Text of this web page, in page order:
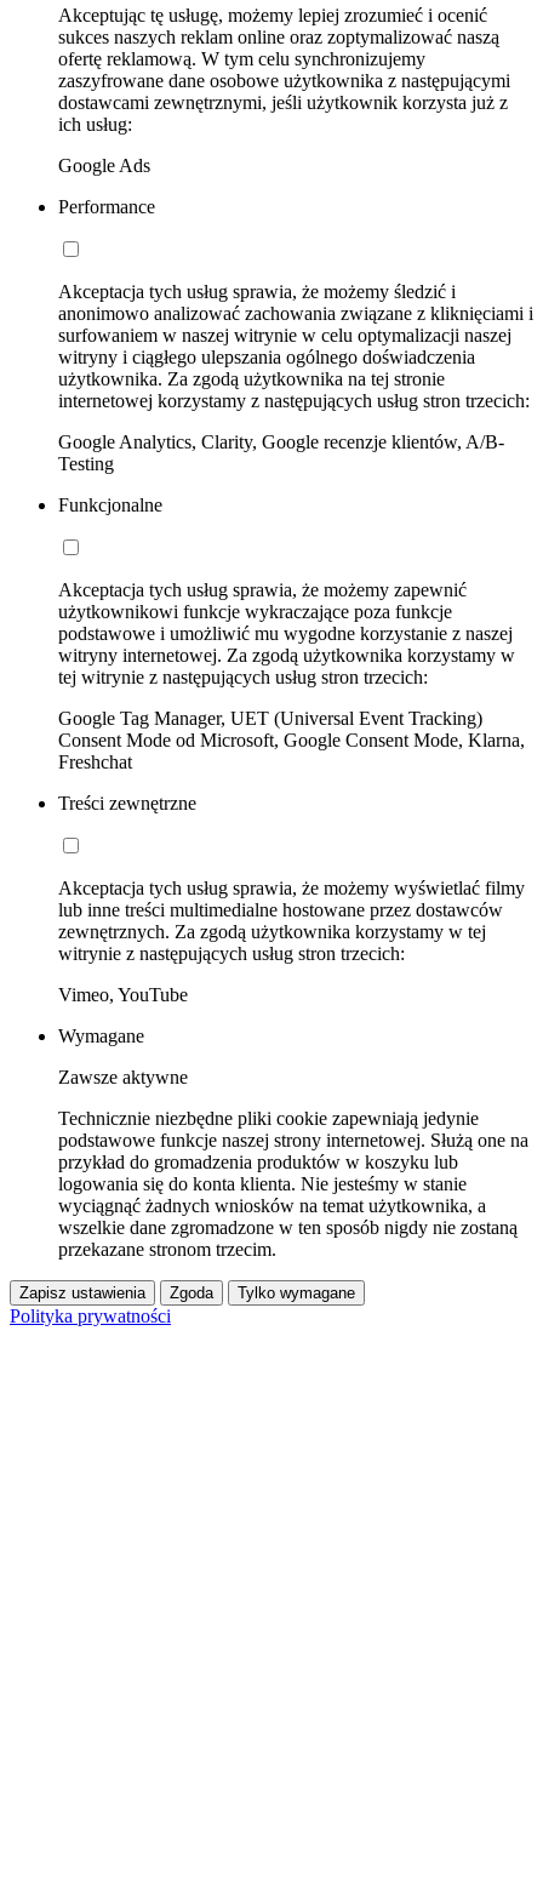
Akceptując tę usługę, możemy lepiej zrozumieć i ocenić
sukces naszych reklam online oraz zoptymalizować naszą
ofertę reklamową. W tym celu synchronizujemy
zaszyfrowane dane osobowe użytkownika z następującymi
dostawcami zewnętrznymi, jeśli użytkownik korzysta już z
ich usług:
Google Ads
Performance
Akceptacja tych usług sprawia, że możemy śledzić i
anonimowo analizować zachowania związane z kliknięciami i
surfowaniem w naszej witrynie w celu optymalizacji naszej
witryny i ciągłego ulepszania ogólnego doświadczenia
użytkownika. Za zgodą użytkownika na tej stronie
internetowej korzystamy z następujących usług stron trzecich:
Google Analytics, Clarity, Google recenzje klientów, A/B-
Testing
Funkcjonalne
Akceptacja tych usług sprawia, że możemy zapewnić
użytkownikowi funkcje wykraczające poza funkcje
podstawowe i umożliwić mu wygodne korzystanie z naszej
witryny internetowej. Za zgodą użytkownika korzystamy w
tej witrynie z następujących usług stron trzecich:
Google Tag Manager, UET (Universal Event Tracking)
Consent Mode od Microsoft, Google Consent Mode, Klarna,
Freshchat
Treści zewnętrzne
Akceptacja tych usług sprawia, że możemy wyświetlać filmy
lub inne treści multimedialne hostowane przez dostawców
zewnętrznych. Za zgodą użytkownika korzystamy w tej
witrynie z następujących usług stron trzecich:
Vimeo, YouTube
Wymagane
Zawsze aktywne
Technicznie niezbędne pliki cookie zapewniają jedynie
podstawowe funkcje naszej strony internetowej. Służą one na
przykład do gromadzenia produktów w koszyku lub
logowania się do konta klienta. Nie jesteśmy w stanie
wyciągnąć żadnych wniosków na temat użytkownika, a
wszelkie dane zgromadzone w ten sposób nigdy nie zostaną
przekazane stronom trzecim.
Zapisz ustawienia Zgoda Tylko wymagane
Polityka prywatności